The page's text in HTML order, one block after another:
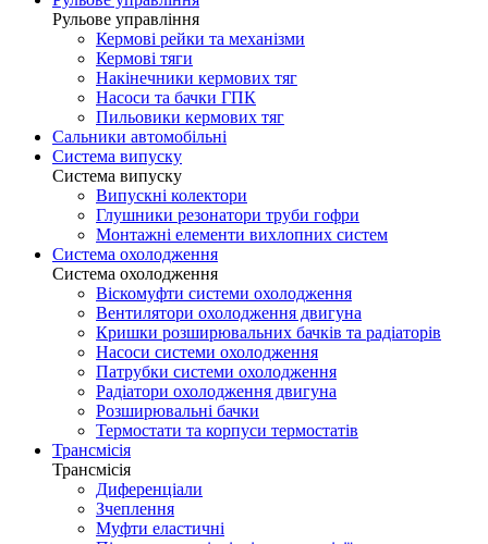
Рульове управління
Кермові рейки та механізми
Кермові тяги
Накінечники кермових тяг
Насоси та бачки ГПК
Пильовики кермових тяг
Сальники автомобільні
Система випуску
Система випуску
Випускні колектори
Глушники резонатори труби гофри
Монтажні елементи вихлопних систем
Система охолодження
Система охолодження
Віскомуфти системи охолодження
Вентилятори охолодження двигуна
Кришки розширювальних бачків та радіаторів
Насоси системи охолодження
Патрубки системи охолодження
Радіатори охолодження двигуна
Розширювальні бачки
Термостати та корпуси термостатів
Трансмісія
Трансмісія
Диференціали
Зчеплення
Муфти еластичні